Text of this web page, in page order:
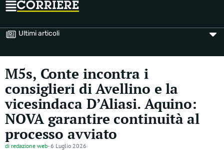
Ultimi articoli
M5s, Conte incontra i
consiglieri di Avellino e la
vicesindaca D’Aliasi. Aquino:
NOVA garantire continuità al
processo avviato
di redazione web-6 Luglio 2026